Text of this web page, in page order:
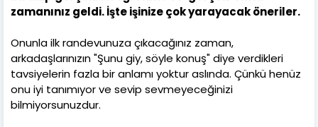
zamanınız geldi. İşte işinize çok yarayacak öneriler.
Onunla ilk randevunuza çıkacağınız zaman,
arkadaşlarınızın "Şunu giy, söyle konuş" diye verdikleri
tavsiyelerin fazla bir anlamı yoktur aslında. Çünkü henüz
onu iyi tanımıyor ve sevip sevmeyeceğinizi
bilmiyorsunuzdur.